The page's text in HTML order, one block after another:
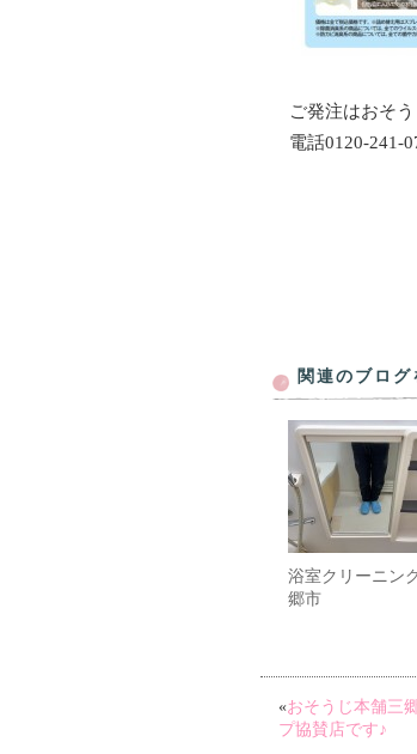
ご発注はおそ
電話0120-241-
関連のブログ
浴室クリーニン
郷市
«おそうじ本舗三
プ協賛店です♪